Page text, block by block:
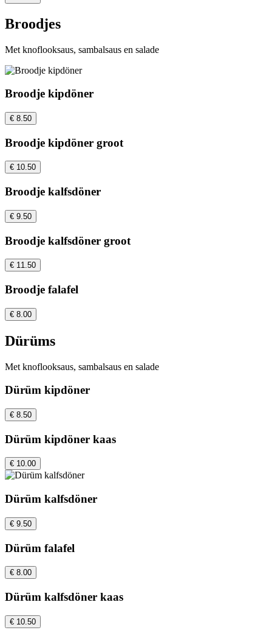
Broodjes
Met knoflooksaus, sambalsaus en salade
Broodje kipdöner
€ 8.50
Broodje kipdöner groot
€ 10.50
Broodje kalfsdöner
€ 9.50
Broodje kalfsdöner groot
€ 11.50
Broodje falafel
€ 8.00
Dürüms
Met knoflooksaus, sambalsaus en salade
Dürüm kipdöner
€ 8.50
Dürüm kipdöner kaas
€ 10.00
Dürüm kalfsdöner
€ 9.50
Dürüm falafel
€ 8.00
Dürüm kalfsdöner kaas
€ 10.50